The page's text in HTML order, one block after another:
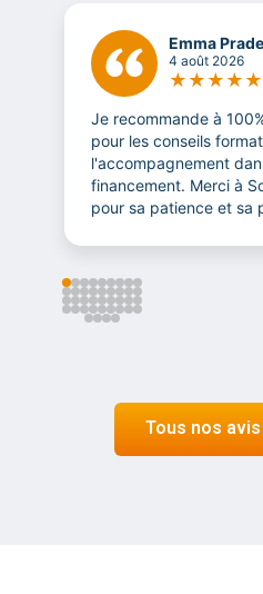
Emma
4 août 2026
★ ★ ★ ★ ★
Je recommande à
pour les conseils
l'accompagnement
financement. Merci à
pour sa patience et sa
Tous nos